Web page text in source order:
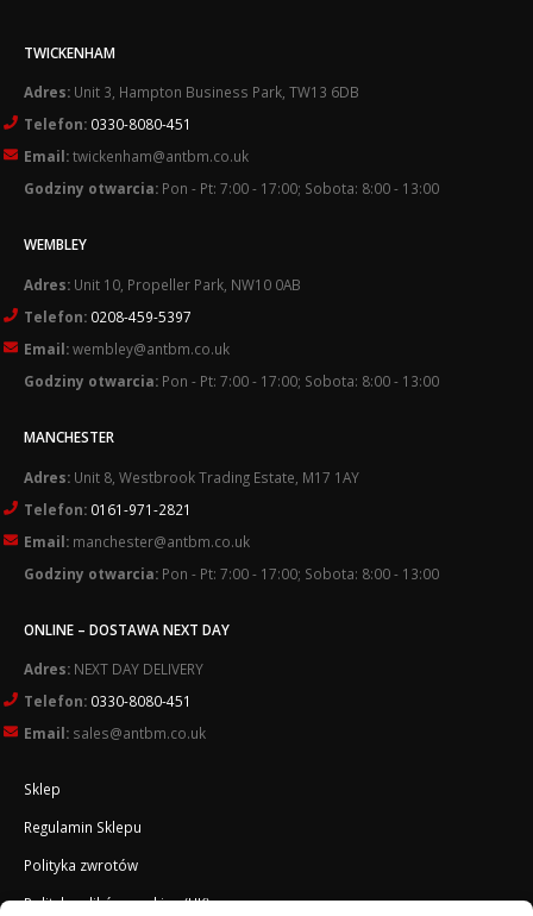
TWICKENHAM
Adres: Unit 3, Hampton Business Park, TW13 6DB
Telefon: 0330-8080-451
Email:twickenham@antbm.co.uk
Godziny otwarcia: Pon - Pt: 7:00 - 17:00; Sobota: 8:00 - 13:00
WEMBLEY
Adres: Unit 10, Propeller Park, NW10 0AB
Telefon: 0208-459-5397
Email:wembley@antbm.co.uk
Godziny otwarcia: Pon - Pt: 7:00 - 17:00; Sobota: 8:00 - 13:00
MANCHESTER
Adres: Unit 8, Westbrook Trading Estate, M17 1AY
Telefon: 0161-971-2821
Email: manchester@antbm.co.uk
Godziny otwarcia: Pon - Pt: 7:00 - 17:00; Sobota: 8:00 - 13:00
ONLINE – DOSTAWA NEXT DAY
Adres: NEXT DAY DELIVERY
Telefon: 0330-8080-451
Email: sales@antbm.co.uk
Sklep
Regulamin Sklepu
Polityka zwrotów
Polityka plików cookies (UK)